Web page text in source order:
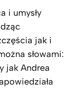
i umysły
jak i
słowami:
jak Andrea